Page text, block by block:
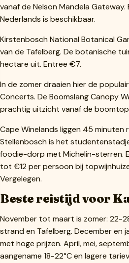
vanaf de Nelson Mandela
Nederlands is beschikbaar.
Kirstenbosch National Botanical
van de Tafelberg. De botanische
hectare uit. Entree €7.
In de zomer draaien hier de
Concerts. De Boomslang Canopy
prachtig uitzicht vanaf de
Cape Winelands liggen 45 minuten
Stellenbosch is het
foodie-dorp met Michelin-sterren.
tot €12 per persoon bij
Vergelegen.
Beste reistijd voor
November tot maart is zomer: 22-
strand en Tafelberg. December en
met hoge prijzen. April, mei,
aangename 18-22°C en lagere